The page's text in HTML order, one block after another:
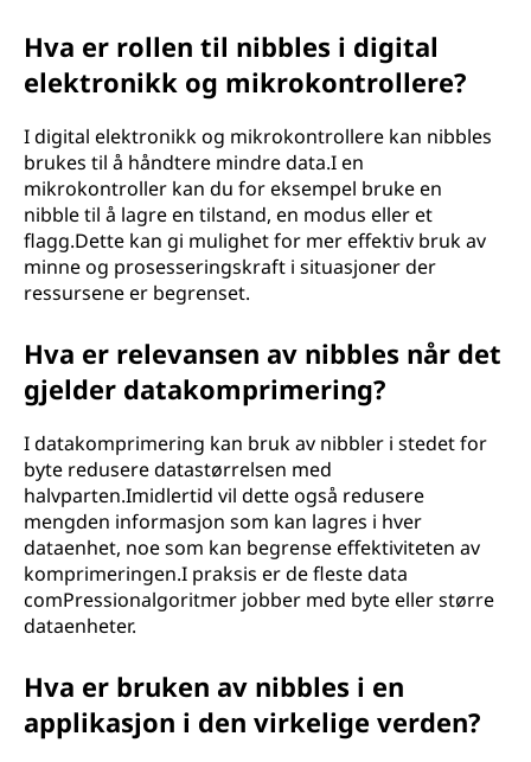
Hva er rollen til nibbles i digital
elektronikk og mikrokontrollere?
I digital elektronikk og mikrokontrollere kan nibbles
brukes til å håndtere mindre data.I en
mikrokontroller kan du for eksempel bruke en
nibble til å lagre en tilstand, en modus eller et
flagg.Dette kan gi mulighet for mer effektiv bruk av
minne og prosesseringskraft i situasjoner der
ressursene er begrenset.
Hva er relevansen av nibbles når det
gjelder datakomprimering?
I datakomprimering kan bruk av nibbler i stedet for
byte redusere datastørrelsen med
halvparten.Imidlertid vil dette også redusere
mengden informasjon som kan lagres i hver
dataenhet, noe som kan begrense effektiviteten av
komprimeringen.I praksis er de fleste data
comPressionalgoritmer jobber med byte eller større
dataenheter.
Hva er bruken av nibbles i en
applikasjon i den virkelige verden?